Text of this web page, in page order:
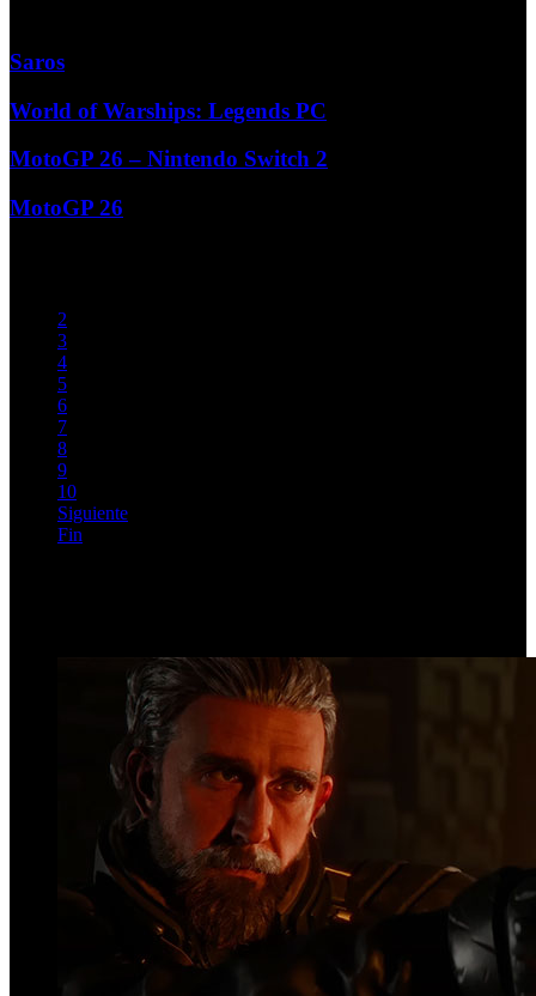
Saros
World of Warships: Legends PC
MotoGP 26 – Nintendo Switch 2
MotoGP 26
2
3
4
5
6
7
8
9
10
Siguiente
Fin